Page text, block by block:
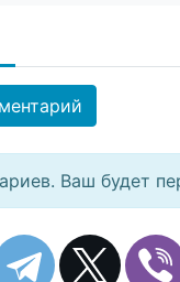
Ваш будет